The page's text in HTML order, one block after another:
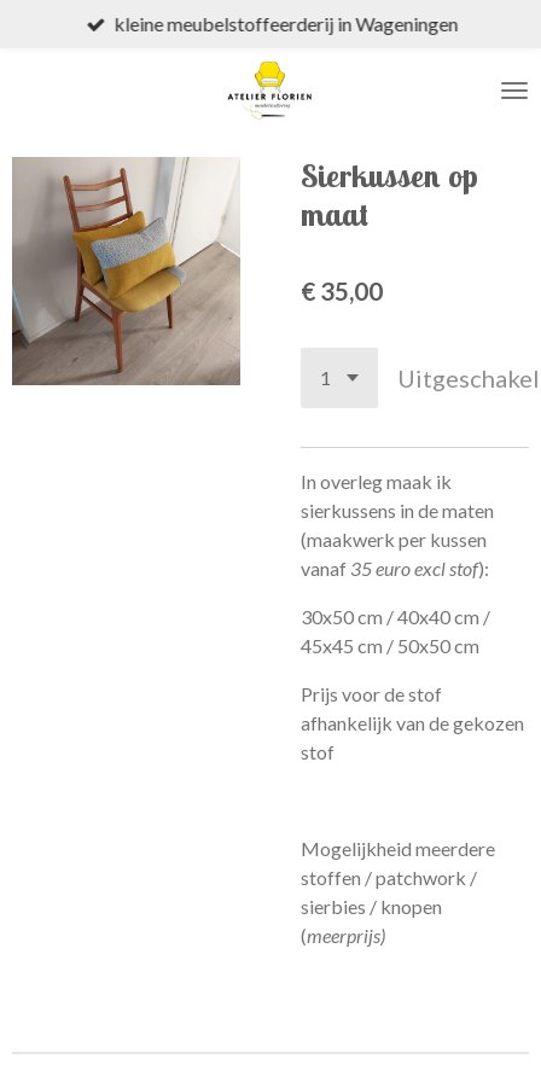
kleine meubelstoffeerderij in Wageningen
Sierkussen op
maat
€ 35,00
In overleg maak ik
sierkussens in de maten
(maakwerk per kussen
vanaf 35 euro excl stof):
30x50 cm / 40x40 cm /
45x45 cm / 50x50 cm
Prijs voor de stof
afhankelijk van de gekozen
stof
Mogelijkheid meerdere
stoffen / patchwork /
sierbies / knopen
(meerprijs)